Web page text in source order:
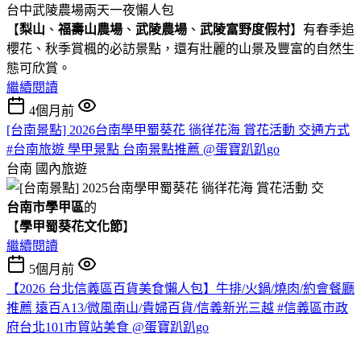
台中武陵農場兩天一夜懶人包
【梨山 、 福壽山農場 、 武陵農場 、 武陵富野度假村】有春季追
櫻花、秋季賞楓的必訪景點，還有壯麗的山景及豐富的自然生
態可欣賞。
繼續閱讀
4個月前
[台南景點] 2026台南學甲蜀葵花 徜徉花海 賞花活動 交通方式
#台南旅遊 學甲景點 台南景點推薦 @蛋寶趴趴go
台南 國內旅遊
台南市學甲區的
【學甲蜀葵花文化節】
繼續閱讀
5個月前
【2026 台北信義區百貨美食懶人包】牛排/火鍋/燒肉/約會餐廳
推薦 遠百A13/微風南山/貴婦百貨/信義新光三越 #信義區市政
府台北101市貿站美食 @蛋寶趴趴go